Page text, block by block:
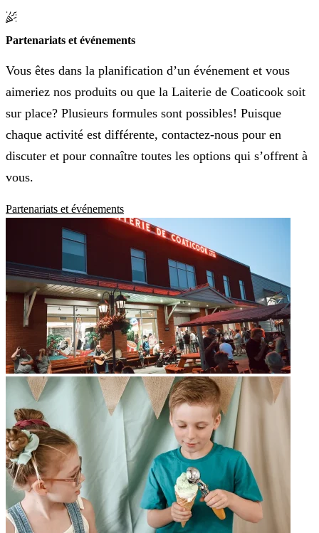
Partenariats et événements
Vous êtes dans la planification d’un événement et vous
aimeriez nos produits ou que la Laiterie de Coaticook soit
sur place? Plusieurs formules sont possibles! Puisque
chaque activité est différente, contactez-nous pour en
discuter et pour connaître toutes les options qui s’offrent à
vous.
Partenariats et événements